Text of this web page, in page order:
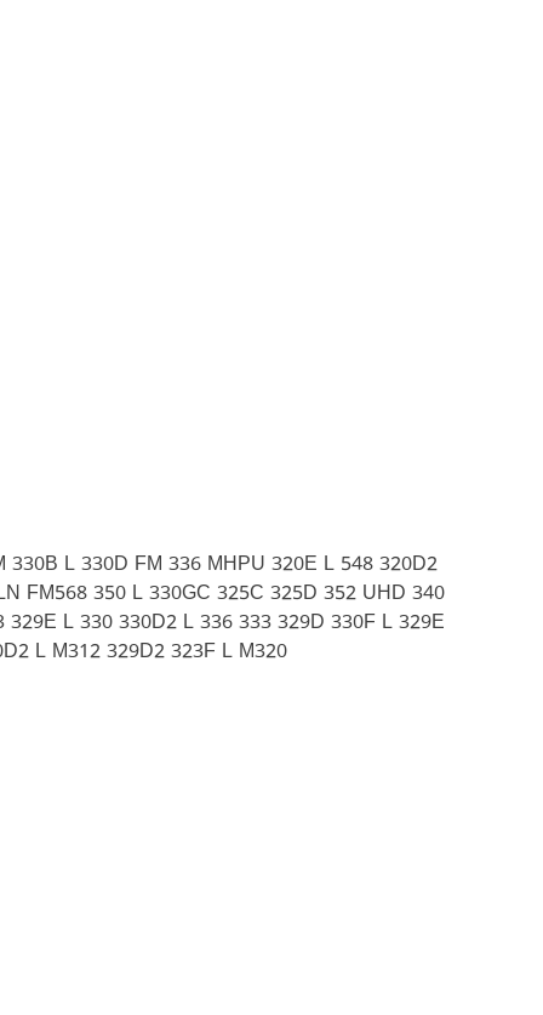
L 330D FM 336 MHPU 320E L 548 320D2
FM568 350 L 330GC 325C 325D 352 UHD 340
L 330 330D2 L 336 333 329D 330F L 329E
L M312 329D2 323F L M320